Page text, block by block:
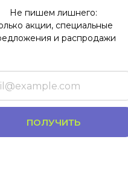
ПОЛУЧИТЬ
Не пишем лишнего:
акции, специальные
и распродажи